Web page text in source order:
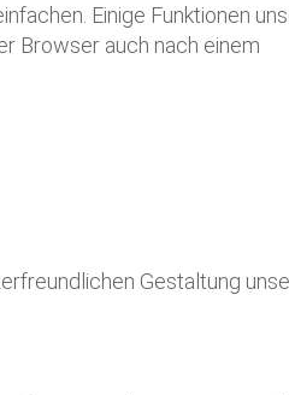
Einige Funktionen
Browser auch nach einem
Gestaltung